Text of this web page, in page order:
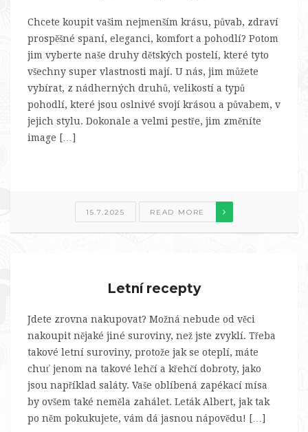
Chcete koupit vašim nejmenším krásu, půvab, zdraví
prospěšné spaní, eleganci, komfort a pohodlí? Potom
jim vyberte naše druhy dětských postelí, které tyto
všechny super vlastnosti mají. U nás, jim můžete
vybírat, z nádherných druhů, velikostí a typů
pohodlí, které jsou oslnivé svojí krásou a půvabem, v
jejich stylu. Dokonale a velmi pestře, jim změníte
image […]
15.7.2025 READ MORE
Letní recepty
Jdete zrovna nakupovat? Možná nebude od věci
nakoupit nějaké jiné suroviny, než jste zvyklí. Třeba
takové letní suroviny, protože jak se oteplí, máte
chuť jenom na takové lehčí a křehčí dobroty, jako
jsou například saláty. Vaše oblíbená zapékací mísa
by ovšem také neměla zahálet. Leták Albert, jak tak
po něm pokukujete, vám dá jasnou nápovědu! […]